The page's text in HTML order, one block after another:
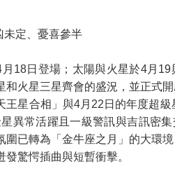
未定、憂喜參半
18日登場；太陽與火星於4月19
和火星三星齊會的盛況，並正式
王星合相」與4月22日的年度超級
異常活躍且一級警訊與吉訊密集
圍已轉為「金牛座之月」的大環
驚愕插曲與短暫衝擊。